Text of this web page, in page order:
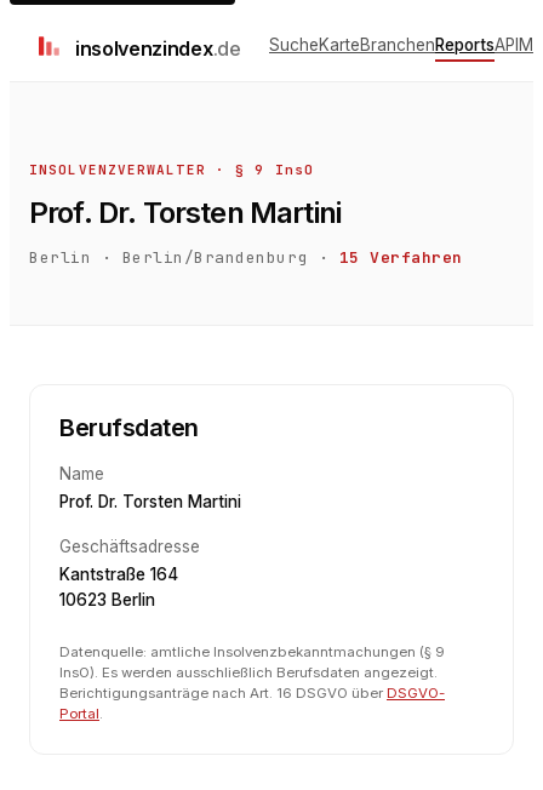
insolvenzindex.de SucheKarteBranchenReportsAPI
INSOLVENZVERWALTER · § 9 InsO
Prof. Dr. Torsten Martini
Berlin · Berlin/Brandenburg · 15 Verfahren
Berufsdaten
Name
Prof. Dr. Torsten Martini
Geschäftsadresse
Kantstraße 164
10623 Berlin
Datenquelle: amtliche Insolvenzbekanntmachungen (§ 9
InsO). Es werden ausschließlich Berufsdaten angezeigt.
Berichtigungsanträge nach Art. 16 DSGVO über DSGVO-
Portal.